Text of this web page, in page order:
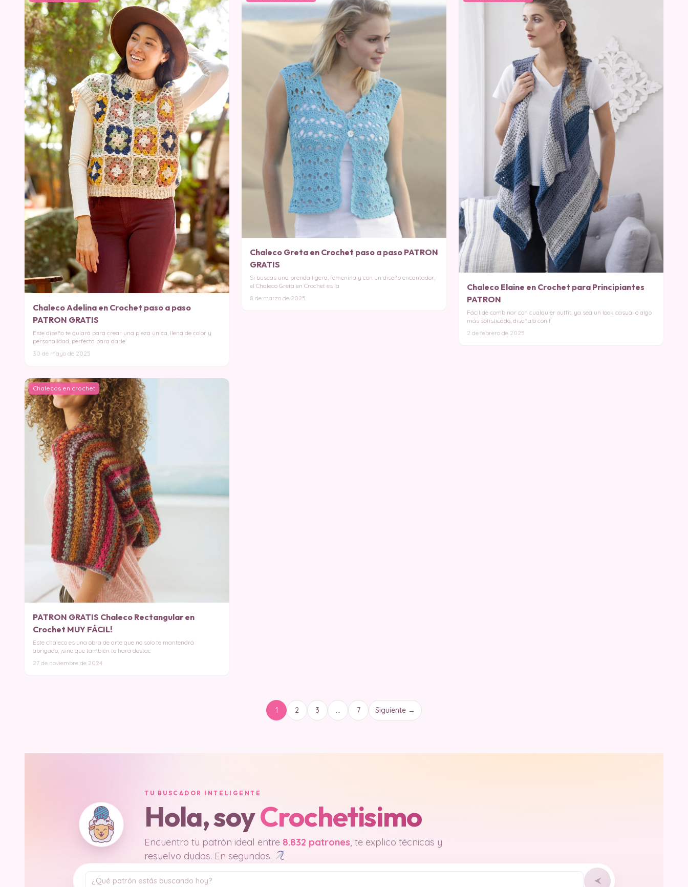
Chaleco Adelina en Crochet paso a paso
PATRON GRATIS
Este diseño te guiará para crear una pieza única, llena de color y
personalidad, perfecta para darle
30 de mayo de 2025
Chaleco Greta en Crochet paso a paso PATRON
GRATIS
Si buscas una prenda ligera, femenina y con un diseño encantador,
el Chaleco Greta en Crochet es la
8 de marzo de 2025
Chaleco Elaine en Crochet para Principiantes
PATRON
Fácil de combinar con cualquier outfit, ya sea un look casual o algo
más sofisticado, diséñalo con t
2 de febrero de 2025
Chalecos en crochet
PATRON GRATIS Chaleco Rectangular en
Crochet MUY FÁCIL!
Este chaleco es una obra de arte que no solo te mantendrá
abrigado, ¡sino que también te hará destac
27 de noviembre de 2024
1 2 3 … 7 Siguiente →
TU BUSCADOR INTELIGENTE
Hola, soyCrochetisimo
Encuentro tu patrón ideal entre 8.832 patrones, te explico técnicas y
resuelvo dudas. En segundos.